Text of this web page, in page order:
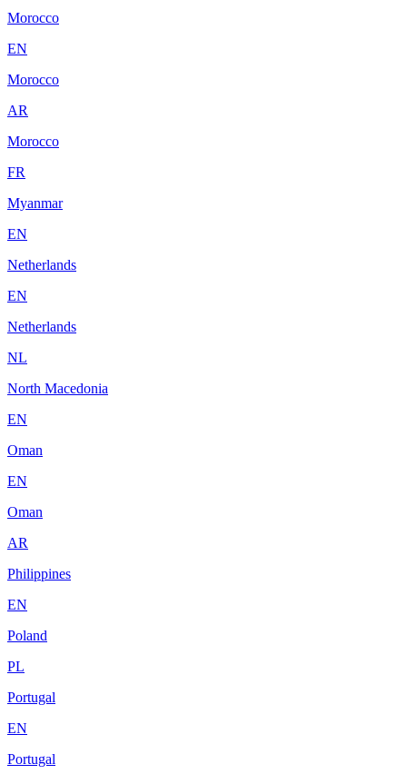
Morocco
EN
Morocco
AR
Morocco
FR
Myanmar
EN
Netherlands
EN
Netherlands
NL
North Macedonia
EN
Oman
EN
Oman
AR
Philippines
EN
Poland
PL
Portugal
EN
Portugal